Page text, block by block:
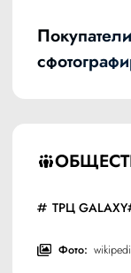
ТРЦ GALAXY
Фото: